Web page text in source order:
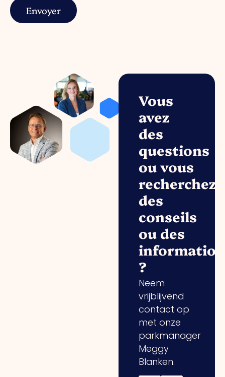
Vous
avez
des
questions
ou vous
recherchez
des
conseils
ou des
?
Neem
vrijblijvend
contact op
met onze
parkmanager
Meggy
Blanken.
Envoyer